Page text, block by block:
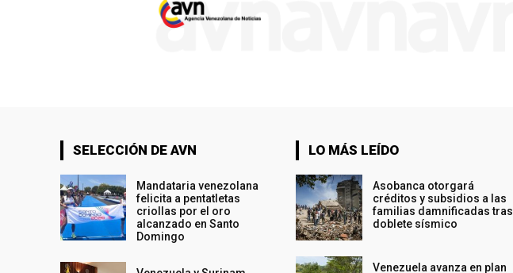
SELECCIÓN DE AVN
Mandataria venezolana
felicita a pentatletas
criollas por el oro
alcanzado en Santo
Domingo
LO MÁS LEÍDO
Asobanca otorgará
créditos y subsidios a las
familias damnificadas tras
doblete sísmico
Venezuela avanza en plan